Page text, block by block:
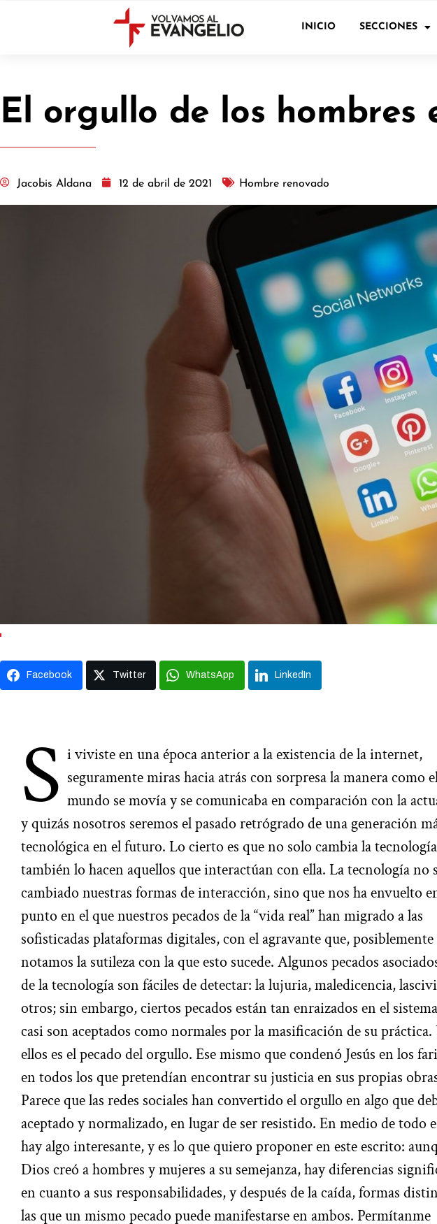
INICIO SECCIONES
El orgullo de los hombres
Jacobis Aldana 12 de abril de 2021 Hombre renovado
Facebook Twitter WhatsApp LinkedIn
S i viviste en una época anterior a la existencia de la internet,
seguramente miras hacia atrás con sorpresa la manera como
mundo se movía y se comunicaba en comparación con la
y quizás nosotros seremos el pasado retrógrado de una generación
tecnológica en el futuro. Lo cierto es que no solo cambia la
también lo hacen aquellos que interactúan con ella. La tecnología no
cambiado nuestras formas de interacción, sino que nos ha envuelto
punto en el que nuestros pecados de la “vida real” han migrado a las
sofisticadas plataformas digitales, con el agravante que,
notamos la sutileza con la que esto sucede. Algunos pecados
de la tecnología son fáciles de detectar: la lujuria, maledicencia,
otros; sin embargo, ciertos pecados están tan enraizados en el
casi son aceptados como normales por la masificación de su
ellos es el pecado del orgullo. Ese mismo que condenó Jesús en los
en todos los que pretendían encontrar su justicia en sus propias
Parece que las redes sociales han convertido el orgullo en algo que
aceptado y normalizado, en lugar de ser resistido. En medio de todo
hay algo interesante, y es lo que quiero proponer en este escrito:
Dios creó a hombres y mujeres a su semejanza, hay diferencias
en cuanto a sus responsabilidades, y después de la caída, formas
las que un mismo pecado puede manifestarse en ambos. Permítanme